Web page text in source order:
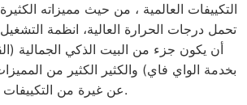
التكييفات العالمية ، من حيث مميزاته
تحمل درجات الحرارة العالية، انظمة
أن يكون جزء من البيت الذكي الجمالية
بخدمة الواي فاي) والكثير الكثير من
عن غيرة من التكييفات.